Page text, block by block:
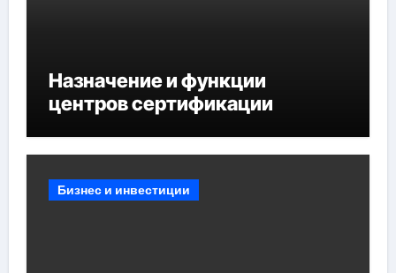
Назначение и функции
центров сертификации
Бизнес и инвестиции